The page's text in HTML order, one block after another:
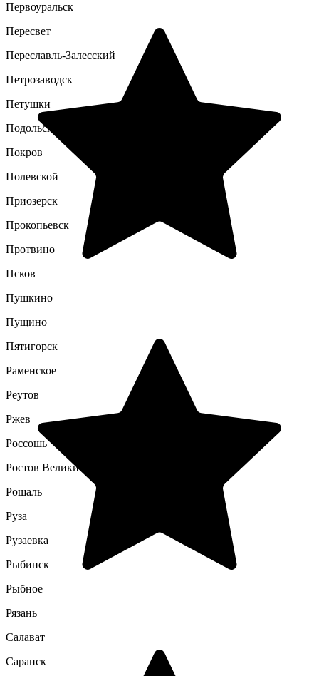
Первоуральск
Пересвет
Переславль-Залесский
Петрозаводск
Петушки
Подольск
Покров
Полевской
Приозерск
Прокопьевск
Протвино
Псков
Пушкино
Пущино
Пятигорск
Раменское
Реутов
Ржев
Россошь
Ростов Великий
Рошаль
Руза
Рузаевка
Рыбинск
Рыбное
Рязань
Салават
Саранск